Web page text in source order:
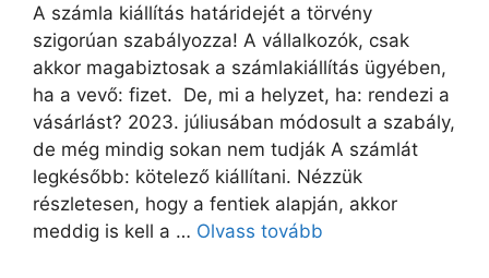
A számla kiállítás határidejét a törvény
szigorúan szabályozza! A vállalkozók, csak
akkor magabiztosak a számlakiállítás ügyében,
ha a vevő: fizet. De, mi a helyzet, ha: rendezi a
vásárlást? 2023. júliusában módosult a szabály,
de még mindig sokan nem tudják A számlát
legkésőbb: kötelező kiállítani. Nézzük
részletesen, hogy a fentiek alapján, akkor
meddig is kell a … Olvass tovább